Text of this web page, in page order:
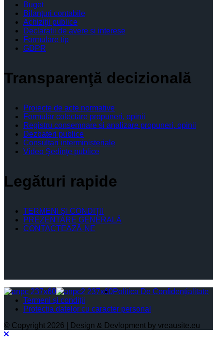
Buget
Bilanţuri contabile
Achiziţii publice
Declaratii de avere si interese
Formulare tip
GDPR
Transparenţă decizională
Proiecte de acte normative
Formular colectare propuneri, opinii
Registru consemnare si analizare propuneri, opinii
Dezbateri publice
Consultari interministeriale
Video Şedinţe publice
Legături rapide
TERMENI ŞI CONDIŢII
PREZENTARE GENERALĂ
CONTACTEAZĂ-NE
Politica De Confidențialitate
Termeni și condiții
Protectia datelor cu caracter personal
© Copyright 2026 | Design & Devlopment by vreausite.eu